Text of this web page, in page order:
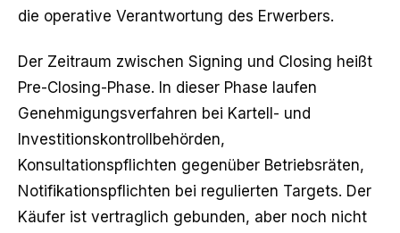
die operative Verantwortung des Erwerbers.
Der Zeitraum zwischen Signing und Closing heißt
Pre-Closing-Phase. In dieser Phase laufen
Genehmigungsverfahren bei Kartell- und
Investitionskontrollbehörden,
Konsultationspflichten gegenüber Betriebsräten,
Notifikationspflichten bei regulierten Targets. Der
Käufer ist vertraglich gebunden, aber noch nicht